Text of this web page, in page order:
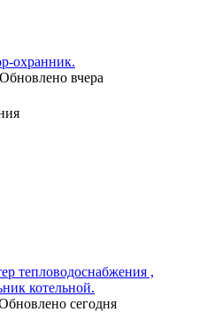
охранник.
Обновлено вчера
тепловодоснабжения ,
котельной.
сегодня